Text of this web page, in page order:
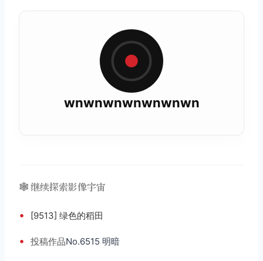
wnwnwnwnwnwnwn
🕸️ 继续探索影像宇宙
• [9513] 绿色的稻田
• 投稿作品No.6515 明暗